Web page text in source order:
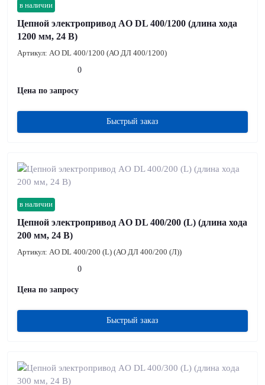
в наличии
Цепной электропривод AO DL 400/1200 (длина хода
1200 мм, 24 В)
Артикул: AO DL 400/1200 (АО ДЛ 400/1200)
0
Цена по запросу
Быстрый заказ
в наличии
Цепной электропривод AO DL 400/200 (L) (длина хода
200 мм, 24 В)
Артикул: AO DL 400/200 (L) (АО ДЛ 400/200 (Л))
0
Цена по запросу
Быстрый заказ